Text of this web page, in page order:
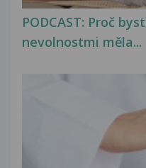
PODCAST: Proč
nevolnostmi měla...